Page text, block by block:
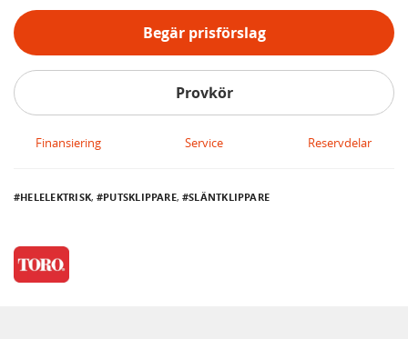
Begär prisförslag
Provkör
Finansiering Service Reservdelar
HELELEKTRISK, PUTSKLIPPARE, SLÄNTKLIPPARE